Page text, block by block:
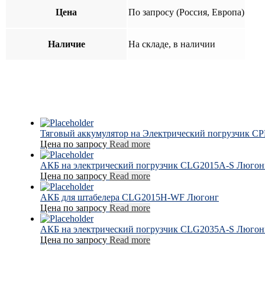
Цена По запросу (Россия, Европа)
Наличие На складе, в наличии
Тяговый аккумулятор на Электрический погрузчик
Цена по запросу Read more
АКБ на электрический погрузчик CLG2015A-S
Цена по запросу Read more
АКБ для штабелера CLG2015H-WF Люгонг
Цена по запросу Read more
АКБ на электрический погрузчик CLG2035A-S
Цена по запросу Read more